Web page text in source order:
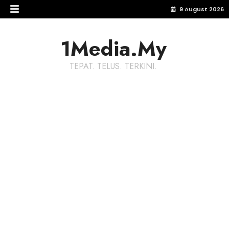
9 August 2026
1Media.My
TEPAT. TELUS. TERKINI.